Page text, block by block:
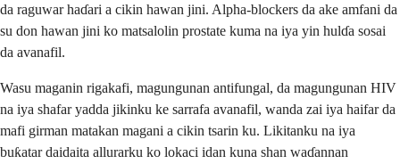
da raguwar haɗari a cikin hawan jini. Alpha-blockers da ake amfani da
su don hawan jini ko matsalolin prostate kuma na iya yin hulɗa sosai
da avanafil.
Wasu maganin rigakafi, magungunan antifungal, da magungunan HIV
na iya shafar yadda jikinku ke sarrafa avanafil, wanda zai iya haifar da
mafi girman matakan magani a cikin tsarin ku. Likitanku na iya
buƙatar daidaita allurarku ko lokaci idan kuna shan waɗannan